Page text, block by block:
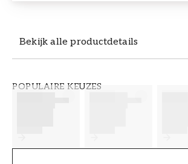
Bekijk alle productdetails
POPULAIRE KEUZES